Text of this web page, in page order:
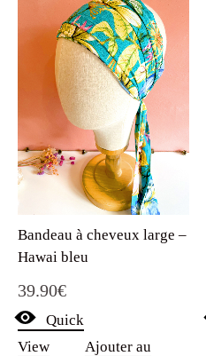
Bandeau à cheveux large –
Hawai bleu
39.90€
Quick
View
Ajouter au